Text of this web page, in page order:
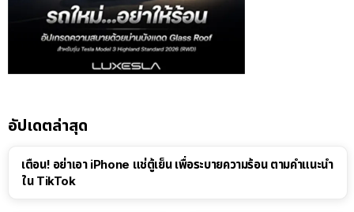
อัปเดตล่าสุด
เตือน! อย่าเอา iPhone แช่ตู้เย็น เพื่อระบายความร้อน ตามคำแนะนำ
ใน TikTok